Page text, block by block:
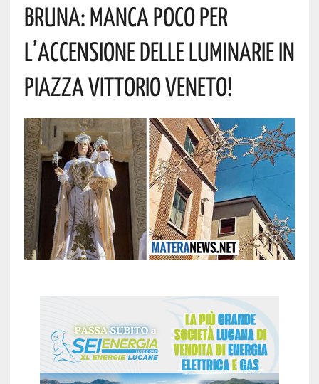
Bruna: Manca Poco Per
L’accensione Delle Luminarie In
Piazza Vittorio Veneto!